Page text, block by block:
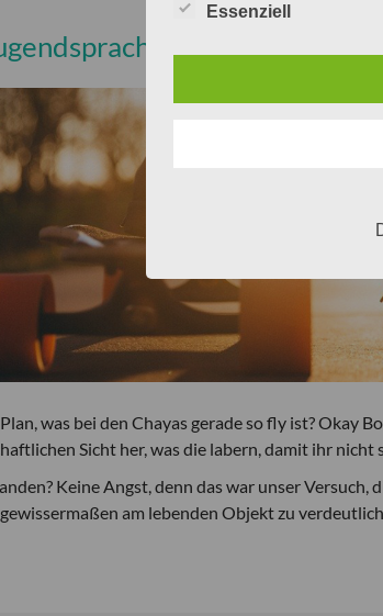
was bei den Chayas gerade so fly ist? Okay
Sicht her, was die labern, damit ihr nicht
Keine Angst, denn das war unser Versuch,
am lebenden Objekt zu
Essenziell